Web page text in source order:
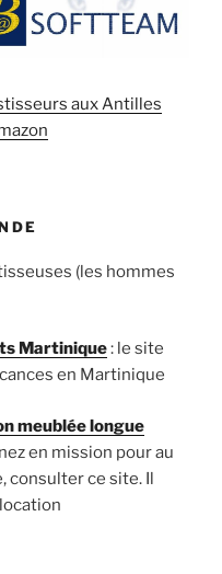
aux Antilles
(les hommes
Martinique: le site
en Martinique
meublée longue
en mission pour au
consulter ce site. Il